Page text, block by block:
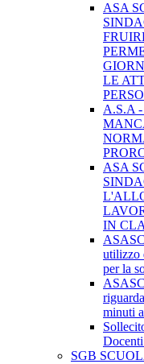
ASA
LE
A.S.A
ASA
IN
utilizzo
per la
minuti
SGB